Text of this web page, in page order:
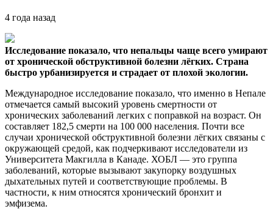
4 года назад
Исследование показало, что непальцы чаще всего умирают
от хронической обструктивной болезни лёгких. Страна
быстро урбанизируется и страдает от плохой экологии.
Международное исследование показало, что именно в Непале
отмечается самый высокий уровень смертности от
хронических заболеваний легких с поправкой на возраст. Он
составляет 182,5 смерти на 100 000 населения. Почти все
случаи хронической обструктивной болезни лёгких связаны с
окружающей средой, как подчеркивают исследователи из
Университета Макгилла в Канаде. ХОБЛ — это группа
заболеваний, которые вызывают закупорку воздушных
дыхательных путей и соответствующие проблемы. В
частности, к ним относятся хронический бронхит и
эмфизема.